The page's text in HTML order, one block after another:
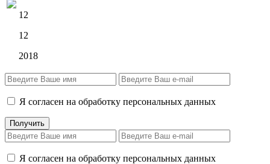
12
12
2018
Я согласен на обработку персональных данных
Я согласен на обработку персональных данных